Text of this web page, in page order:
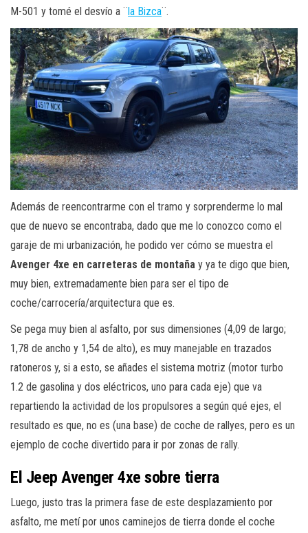
M-501 y tomé el desvío a ¨ la Bizca¨.
Además de reencontrarme con el tramo y sorprenderme lo mal
que de nuevo se encontraba, dado que me lo conozco como el
garaje de mi urbanización, he podido ver cómo se muestra el
Avenger 4xe en carreteras de montaña y ya te digo que bien,
muy bien, extremadamente bien para ser el tipo de
coche/carrocería/arquitectura que es.
Se pega muy bien al asfalto, por sus dimensiones (4,09 de largo;
1,78 de ancho y 1,54 de alto), es muy manejable en trazados
ratoneros y, si a esto, se añades el sistema motriz (motor turbo
1.2 de gasolina y dos eléctricos, uno para cada eje) que va
repartiendo la actividad de los propulsores a según qué ejes, el
resultado es que, no es (una base) de coche de rallyes, pero es un
ejemplo de coche divertido para ir por zonas de rally.
El Jeep Avenger 4xe sobre tierra
Luego, justo tras la primera fase de este desplazamiento por
asfalto, me metí por unos caminejos de tierra donde el coche